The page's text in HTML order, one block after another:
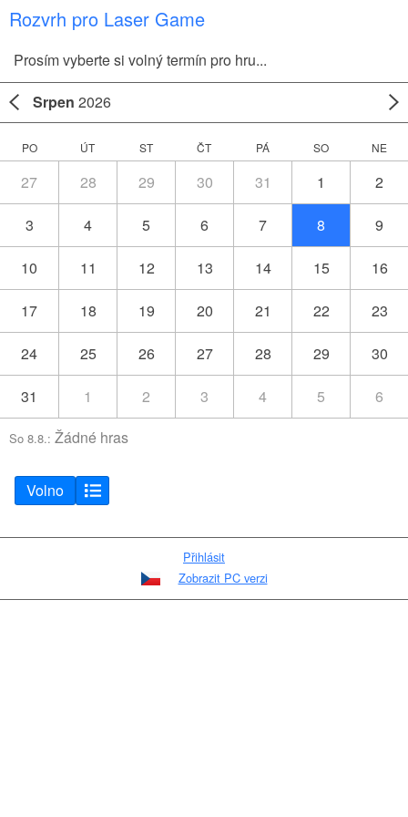
Rozvrh pro Laser Game
Prosím vyberte si volný termín pro hru...
Srpen 2026
PO ÚT ST ČT PÁ SO NE
27 28 29 30 31 1 2
3 4 5 6 7 8 9
10 11 12 13 14 15 16
17 18 19 20 21 22 23
24 25 26 27 28 29 30
31 1 2 3 4 5 6
So 8.8.: Žádné hras
Volno
Přihlásit
Zobrazit PC verzi